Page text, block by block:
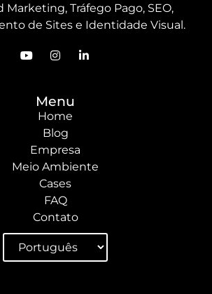
Tráfego Pago, SEO,
de Sites e Identidade Visual.
Menu
Home
Blog
Empresa
Meio Ambiente
Cases
FAQ
Contato